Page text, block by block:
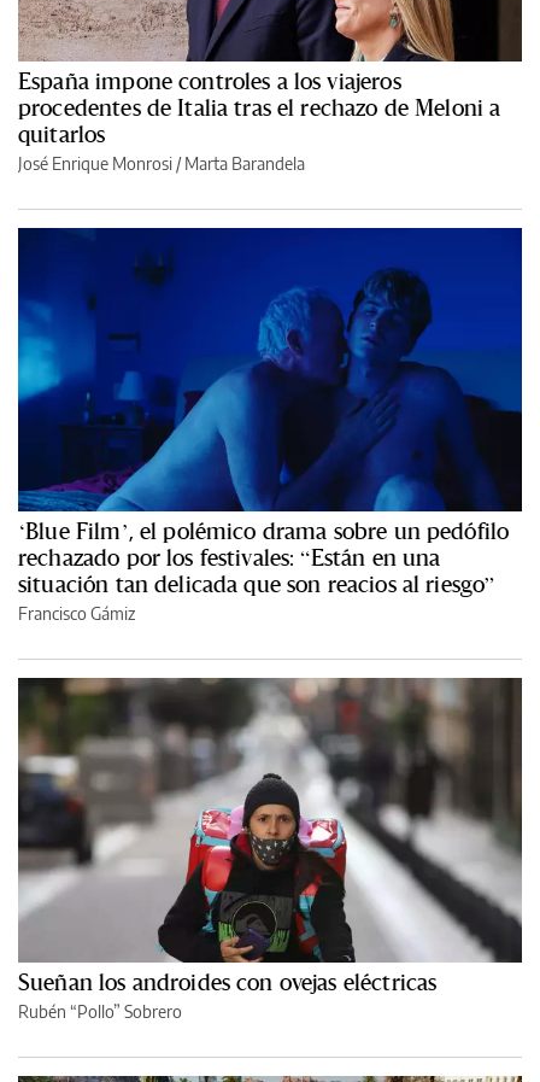
España impone controles a los viajeros
procedentes de Italia tras el rechazo de Meloni a
quitarlos
José Enrique Monrosi / Marta Barandela
‘Blue Film’, el polémico drama sobre un pedófilo
rechazado por los festivales: “Están en una
situación tan delicada que son reacios al riesgo”
Francisco Gámiz
Sueñan los androides con ovejas eléctricas
Rubén “Pollo” Sobrero